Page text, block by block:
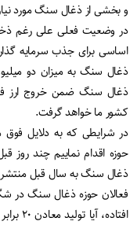
و بخشی از ذغال سنگ مورد
اساسی برای جذب سرمایه
ذغال سنگ به میزان دو
ذغال سنگ ضمن خروج ارز
کشور ما خواهد گرفت.
در شرایطی که به دلایل
ذغال سنگ به سال قبل
فعالان حوزه ذغال سنگ در